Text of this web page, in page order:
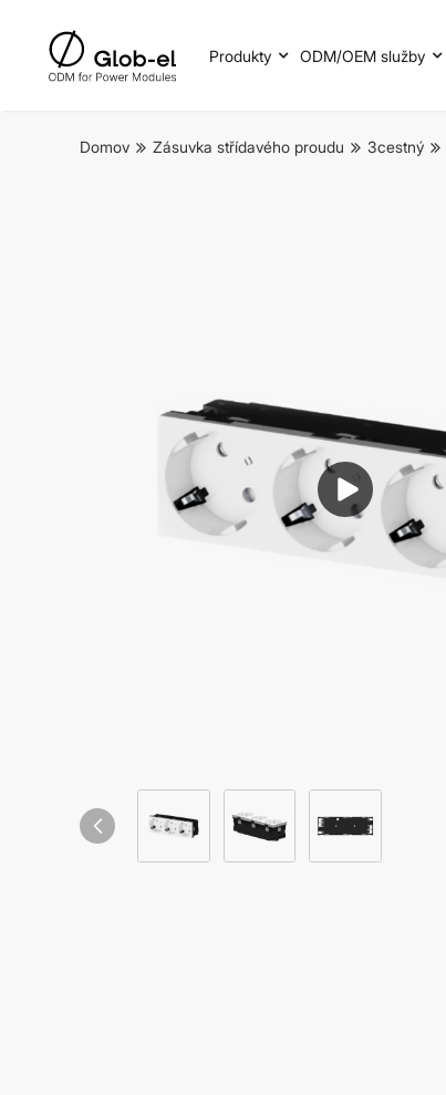
Produkty ODM/OEM služby
Domov Zásuvka střídavého proudu 3cestný